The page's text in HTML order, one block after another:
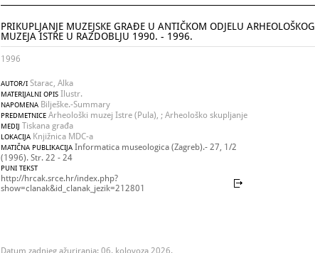
PRIKUPLJANJE MUZEJSKE GRAĐE U ANTIČKOM ODJELU ARHEOLOŠKOG
MUZEJA ISTRE U RAZDOBLJU 1990. - 1996.
1996
AUTOR/I Starac, Alka
MATERIJALNI OPIS Ilustr.
NAPOMENA Bilješke.-Summary
PREDMETNICE Arheološki muzej Istre (Pula), ; Arheološko skupljanje
MEDIJ Tiskana građa
LOKACIJA Knjižnica MDC-a
MATIČNA PUBLIKACIJA Informatica museologica (Zagreb).- 27, 1/2
(1996). Str. 22 - 24
PUNI TEKST
http://hrcak.srce.hr/index.php?
show=clanak&id_clanak_jezik=212801
Datum zadnjeg ažuriranja: 06. kolovoza 2026.